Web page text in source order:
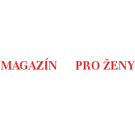
MAGAZÍN PRO ŽENY